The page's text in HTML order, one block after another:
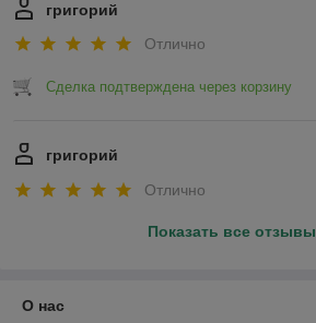
григорий
Отлично
Сделка подтверждена через корзину
григорий
Отлично
Показать все отзывы
О нас